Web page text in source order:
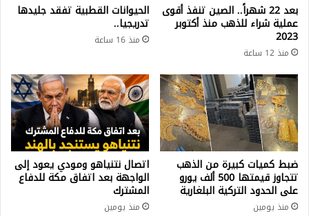
بعد 22 شهراً.. الصين تنفذ أقوى
عملية شراء للذهب منذ أكتوبر
2023
منذ 12 ساعة
الحيوانات القطبية تفقد جليدها
تدريجيا..
منذ 16 ساعة
ضبط كميات كبيرة من الذهب
تتجاوز قيمتها 500 ألف يورو
على الحدود التركية البلغارية
منذ يومين
اتصال نتنياهو ومودي يعود إلى
الواجهة بعد اتفاق مكة للدفاع
المشترك
منذ يومين